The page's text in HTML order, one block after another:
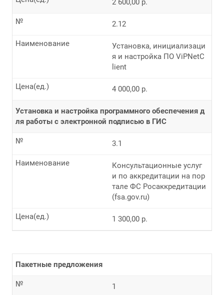
2 600,00 р.
2.12
№
Установка, инициализаци
я и настройка ПО ViPNetC
lient
Наименование
4 000,00 р.
Цена(ед.)
Установка и настройка программного обеспечения д
ля работы с электронной подписью в ГИС
3.1
№
Консультационные услуг
и по аккредитации на пор
тале ФС Росаккредитации
(fsa.gov.ru)
Наименование
1 300,00 р.
Цена(ед.)
Пакетные предложения
1
№